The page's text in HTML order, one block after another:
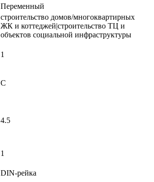
Переменный
строительство домов/многоквартирных
ЖК и коттеджей|строительство ТЦ и
объектов социальной инфраструктуры
1
C
4.5
1
DIN-рейка